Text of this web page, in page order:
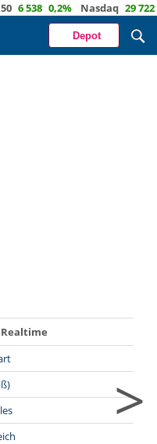
6 538 0,2% Nasdaq 29 722
Depot
Realtime
>